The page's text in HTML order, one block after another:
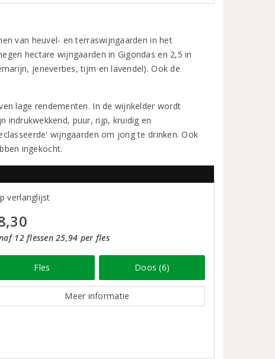
van heuvel- en terraswijngaarden in het
hectare wijngaarden in Gigondas en 2,5 in
jeneverbes, tijm en lavendel). Ook de
lage rendementen. In de wijnkelder wordt
indrukwekkend, puur, rijp, kruidig en
wijngaarden om jong te drinken. Ook
ingekocht.
verlanglijst
12 flessen 25,94 per fles
Fles Doos (6)
Meer informatie